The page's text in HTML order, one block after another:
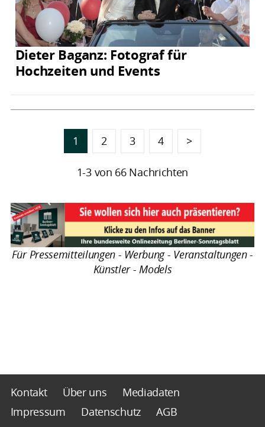
Dieter Baganz: Fotograf für
Hochzeiten und Events
1 2 3 4 >
1-3 von 66 Nachrichten
Für Pressemitteilungen - Werbung - Veranstaltungen -
Künstler - Models
Kontakt Über uns
Mediadaten
Impressum
Datenschutz
AGB